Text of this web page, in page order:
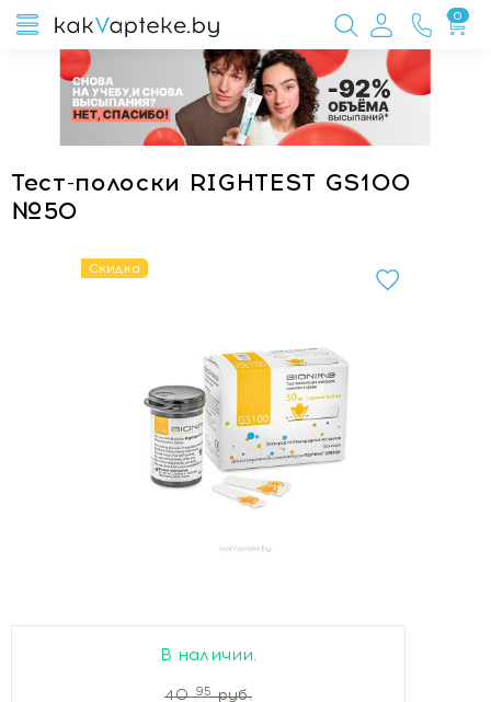
0
Тест-полоски RIGHTEST GS100
№50
Скидка
В наличии.
40 95 руб.